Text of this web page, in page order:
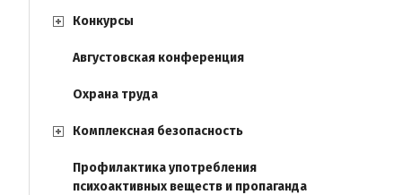
Конкурсы
Августовская конференция
Охрана труда
Комплексная безопасность
Профилактика употребления
психоактивных веществ и пропаганда